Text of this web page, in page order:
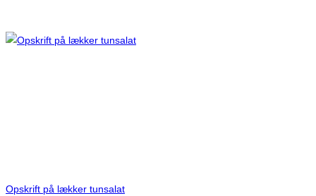
Opskrift på lækker tunsalat